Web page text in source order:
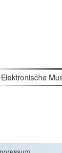
Elektronische